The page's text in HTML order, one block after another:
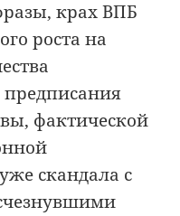
крах ВПБ
роста на
предписания
фактической
скандала с